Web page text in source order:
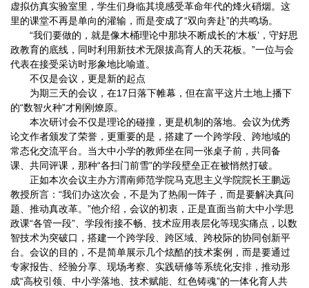
虚拟仿真实验室里，学生们身临其境感受革命年代的烽火硝烟。这
里的课堂不再是单向的灌输，而是变成了“双向奔赴”的共鸣场。
“我们要做的，就是像木桶理论中那块不断成长的‘木板’，守好思
政教育的底线，同时利用新技术无限拔高育人的天花板。”一位与会
代表在接受采访时形象地比喻道。
不仅是会议，更是新的起点
为期三天的会议，在17日落下帷幕，但在富平这片土地上播下
的“数智火种”才刚刚燎原。
本次研讨会不仅是理论的碰撞，更是机制的落地。会议为优秀
论文作者颁发了荣誉，更重要的是，搭建了一个跨学段、跨地域的
常态化交流平台。当大中小学的教师坐在同一张桌子前，共同备
课、共同评课，那种“各扫门前雪”的学段壁垒正在被悄然打破。
正如本次会议主办方渭南师范学院马克思主义学院院长王鹏远
教授所言：“我们办这次会，不是为了热闹一阵子，而是要解决真问
题、推动真改革。”他介绍，会议的初衷，正是直面当前大中小学思
政课“各管一段”、学段衔接不畅、技术应用表层化等现实痛点，以数
智技术为突破口，搭建一个跨学段、跨区域、跨校际的协同创新平
台。会议的目的，不是简单展示几个炫酷的技术案例，而是要通过
专家报告、经验分享、现场考察、实践研修等系统化安排，推动形
成“高校引领、中小学落地、技术赋能、红色铸魂”的一体化育人共